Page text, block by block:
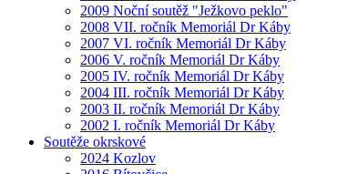
2009 Noční soutěž "Ježkovo peklo"
2008 VII. ročník Memoriál Dr Káby
2007 VI. ročník Memoriál Dr Káby
2006 V. ročník Memoriál Dr Káby
2005 IV. ročník Memoriál Dr Káby
2004 III. ročník Memoriál Dr Káby
2003 II. ročník Memoriál Dr Káby
2002 I. ročník Memoriál Dr Káby
Soutěže okrskové
2024 Kozlov